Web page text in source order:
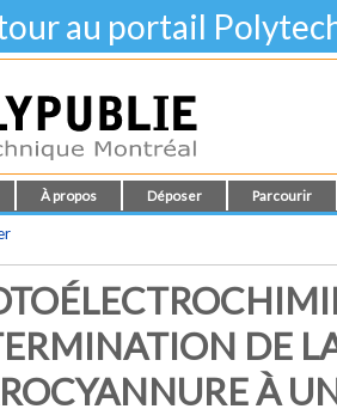
au portail
À propos Déposer Parcourir
DE
À